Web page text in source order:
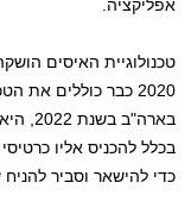
אפליקציה.
כדי להישאר וסביר